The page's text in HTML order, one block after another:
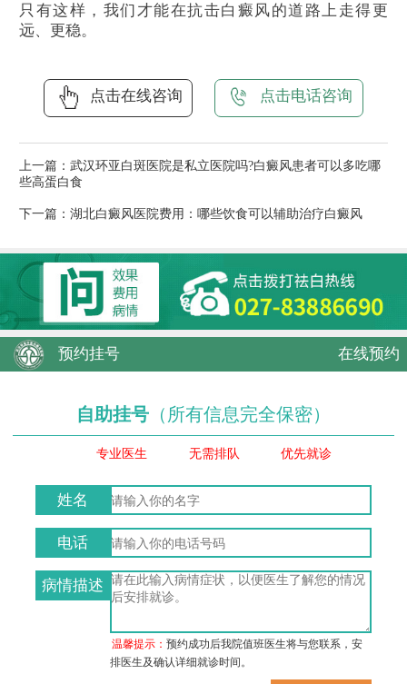
只有这样，我们才能在抗击白癜风的道路上走得更
远、更稳。
点击在线咨询 点击电话咨询
上一篇： 武汉环亚白斑医院是私立医院吗?白癜风患者可以多吃哪
些高蛋白食
下一篇： 湖北白癜风医院费用：哪些饮食可以辅助治疗白癜风
预约挂号 在线预约
自助挂号 （所有信息完全保密）
专业医生 无需排队 优先就诊
姓名
电话
病情描述
温馨提示：预约成功后我院值班医生将与您联系，安
排医生及确认详细就诊时间。